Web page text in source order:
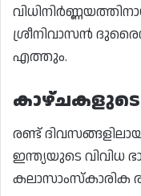
ശ്രീനിവാസൻ
എത്തും.
കാഴ്ചകളുടെ
രണ്ട്
ഇന്ത്യയുടെ വിവിധ
കലാസാംസ്കാരിക